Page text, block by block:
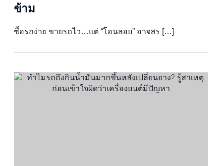
ข้าม
ซื้อรถง่าย ขายรถไว…แต่ “โอนลอย” อาจสร […]